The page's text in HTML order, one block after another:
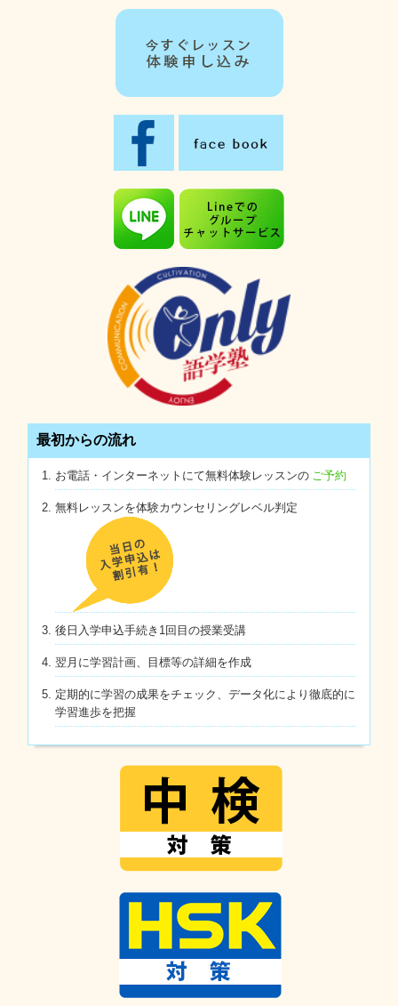
最初からの流れ
お電話・インターネットにて無料体験レッスンの ご予約
無料レッスンを体験カウンセリングレベル判定
後日入学申込手続き1回目の授業受講
翌月に学習計画、目標等の詳細を作成
定期的に学習の成果をチェック、データ化により徹底的に
学習進歩を把握